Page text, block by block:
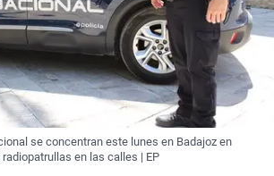
se concentran este lunes en Badajoz en
en las calles | EP